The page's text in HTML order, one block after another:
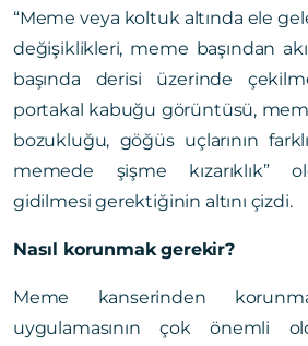
“Meme veya koltuk altında ele
değişiklikleri, meme başından
başında derisi üzerinde
portakal kabuğu görüntüsü,
bozukluğu, göğüs uçlarının
memede şişme kızarıklık”
gidilmesi gerektiğinin altını çizdi.
Nasıl korunmak gerekir?
Meme kanserinden
uygulamasının çok önemli